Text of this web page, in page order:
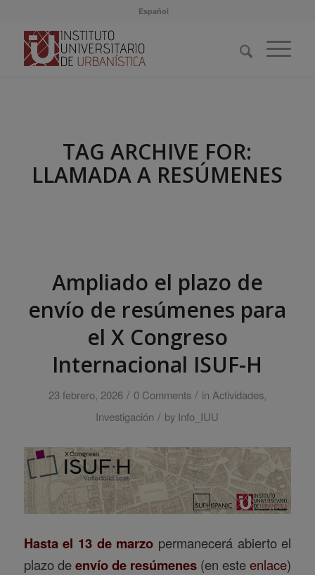
Español
TAG ARCHIVE FOR:
LLAMADA A RESÚMENES
Ampliado el plazo de
envío de resúmenes para
el X Congreso
Internacional ISUF-H
23 febrero, 2026 / 0 Comments / in Actividades,
Investigación / by Info_IUU
Hasta el 13 de marzo permanecerá abierto el
plazo deenvío de resúmenes (en esteenlace)